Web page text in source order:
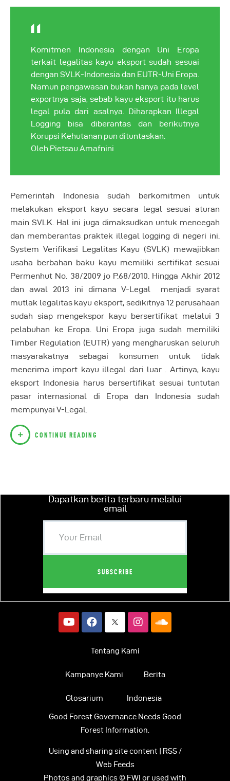
Komitmen Indonesia dengan Uni Eropa
terkait legalitas kayu eksport sudah sesuai
dengan SVLK-Indonesia dan EUTR-Uni Eropa.
Namun pengawasan bukan hanya pada level
exportnya saja, sebab kayu eksport itu harus
legal pula dari asalnya. Diharapkan Illegal
Logging bisa diberantas dan berikutnya
Korupsi Kehutanan pun dituntaskan.
Oleh Pietsau Amafnini
Pemerintah Indonesia sudah berkomitmen untuk
melakukan eksport kayu secara legal sesuai aturan
main SVLK. Hal ini juga dimaksudkan untuk mencegah
dan memberantas praktek illegal logging di negeri ini.
System Verifikasi Legalitas Kayu (SVLK) mewajibkan
usaha berbahan baku kayu memiliki sertifikat sesuai
Permenhut No. 38/2009 jo P.68/2010. Hingga Akhir 2012
dan awal 2013 ini dimana V-Legal menjadi syarat
mutlak legalitas kayu eksport, sedikitnya 12 perusahaan
sudah siap mengekspor kayu bersertifikat melalui 3
pelabuhan ke Eropa. Uni Eropa juga sudah memiliki
Timber Regulation (EUTR) yang mengharuskan seluruh
masyarakatnya sebagai konsumen untuk tidak
menerima import kayu illegal dari luar . Artinya, kayu
eksport Indonesia harus bersertifikat sesuai tuntutan
pasar internasional di Eropa dan Indonesia sudah
mempunyai V-Legal.
CONTINUE READING
Dapatkan berita terbaru melalui
email
Tentang Kami
Kampanye Kami Berita
Glosarium Indonesia
Good Forest Governance Needs Good
Forest Information.
Using and sharing site content | RSS /
Web Feeds
Photos and graphics © FWI or used with